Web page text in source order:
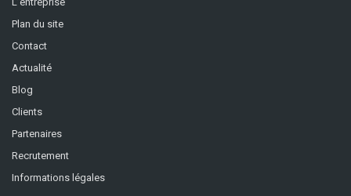
Plan du site
Contact
Actualité
Blog
Clients
Partenaires
Recrutement
Informations légales